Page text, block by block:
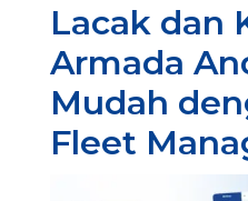
Lacak dan
Armada
Mudah
Fleet